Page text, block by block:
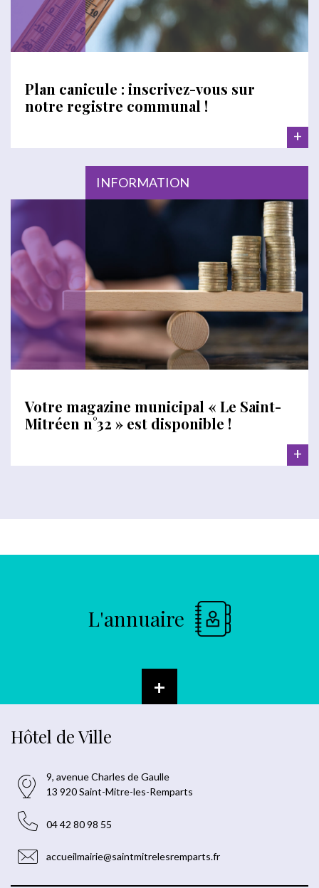
Plan canicule : inscrivez-vous sur
notre registre communal !
+
INFORMATION
Votre magazine municipal « Le Saint-
Mitréen n°32 » est disponible !
+
L'annuaire
+
Hôtel de Ville
9, avenue Charles de Gaulle
13 920 Saint-Mitre-les-Remparts
04 42 80 98 55
accueilmairie@saintmitrelesremparts.fr